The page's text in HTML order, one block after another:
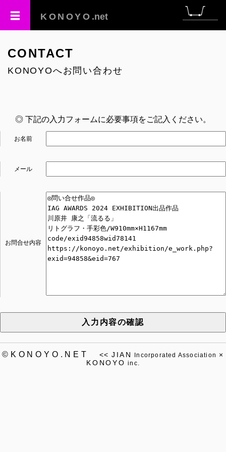
KONOYO .net
CONTACT
KONOYOへお問い合わせ
◎ 下記の入力フォームに必要事項をご記入ください。
お名前
メール
お問合せ内容
入力内容の確認
©KONOYO.NET << JIAN Incorporated Association ×
KONOYO inc.